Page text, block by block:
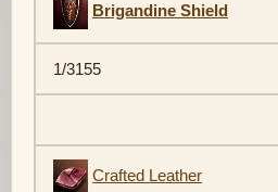
Brigandine Shield
1/3155
Crafted Leather